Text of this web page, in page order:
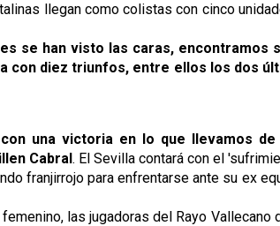
llegan como colistas con cinco
se han visto las caras,
con diez triunfos, entre ellos los dos
una victoria en lo que llevamos
Cabral. El Sevilla contará con el
franjirrojo para enfrentarse ante su ex
las jugadoras del Rayo